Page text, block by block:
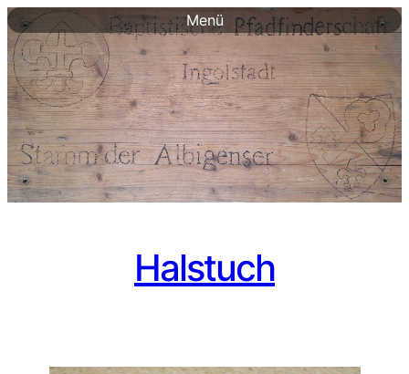
Menü
Halstuch